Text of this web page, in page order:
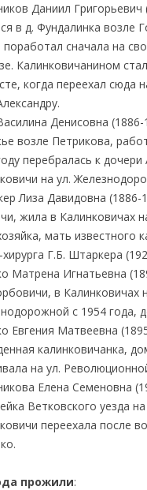
Даниил Григорьевич
в д. Фундалинка возле
поработал сначала на
Калинковичанином
когда переехал сюда
Денисовна
возле Петрикова,
перебралась к
на ул.
Лиза Давидовна (1886-
жила в Калинковичах
мать известного
Г.Б. Штаркера
Матрена Игнатьевна
в Калинковичах
с 1954 года,
Евгения Матвеевна
калинковичанка,
на ул.
Елена Семеновна
Ветковского уезда
переехала после
прожили: